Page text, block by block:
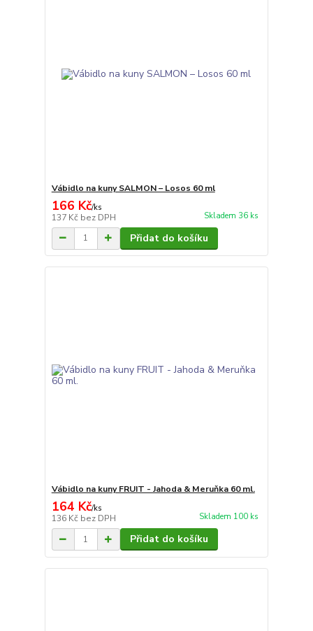
Vábidlo na kuny SALMON – Losos 60 ml
166 Kč/ks
137 Kč bez DPH Skladem 36 ks
Přidat do košíku
Vábidlo na kuny FRUIT - Jahoda & Meruňka 60 ml.
164 Kč/ks
136 Kč bez DPH Skladem 100 ks
Přidat do košíku